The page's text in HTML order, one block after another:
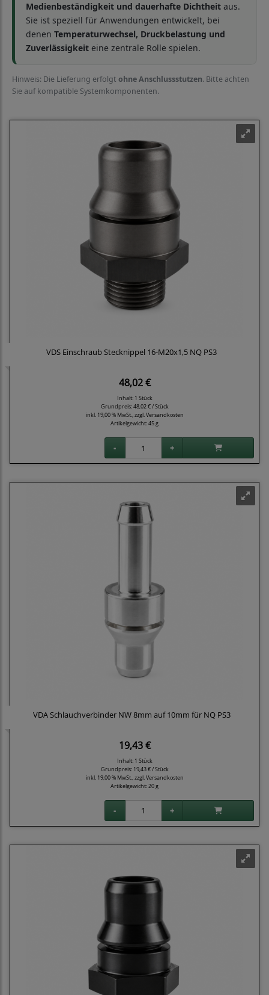
Medienbeständigkeit und dauerhafte Dichtheit aus.
Sie ist speziell für Anwendungen entwickelt, bei
denen Temperaturwechsel, Druckbelastung und
Zuverlässigkeit eine zentrale Rolle spielen.
Hinweis: Die Lieferung erfolgt ohne Anschlussstutzen. Bitte achten
Sie auf kompatible Systemkomponenten.
VDS Einschraub Stecknippel 16-M20x1,5 NQ PS3
48,02 €
Inhalt: 1 Stück
Grundpreis:48,02 € / Stück
inkl. 19,00 % MwSt., zzgl.Versandkosten
Artikelgewicht: 45 g
VDA Schlauchverbinder NW 8mm auf 10mm für NQ PS3
19,43 €
Inhalt: 1 Stück
Grundpreis: 19,43 € / Stück
inkl. 19,00 % MwSt., zzgl. Versandkosten
Artikelgewicht: 20 g